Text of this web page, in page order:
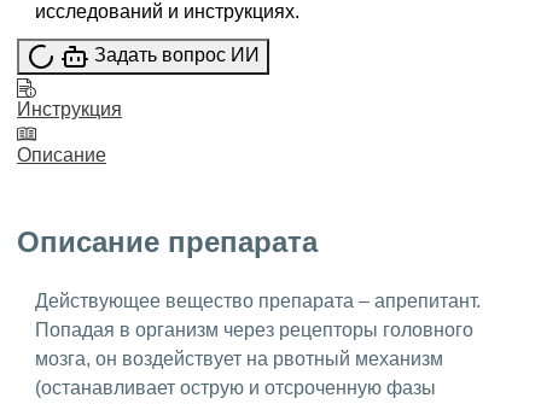
исследований и инструкциях.
Задать вопрос ИИ
Инструкция
Описание
Описание препарата
Действующее вещество препарата – апрепитант.
Попадая в организм через рецепторы головного
мозга, он воздействует на рвотный механизм
(останавливает острую и отсроченную фазы